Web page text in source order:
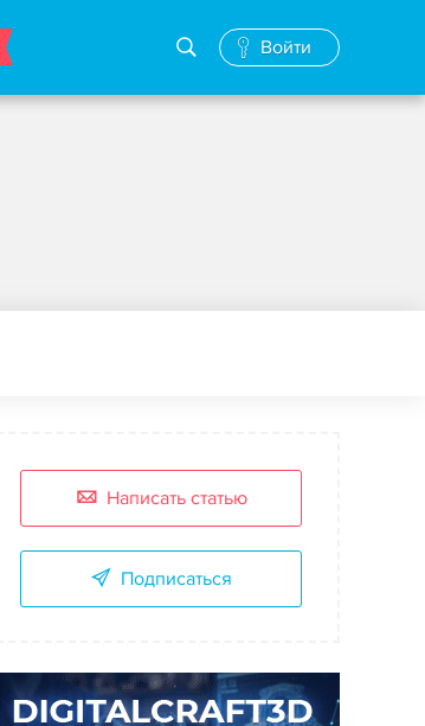
Войти
Написать статью
Подписаться